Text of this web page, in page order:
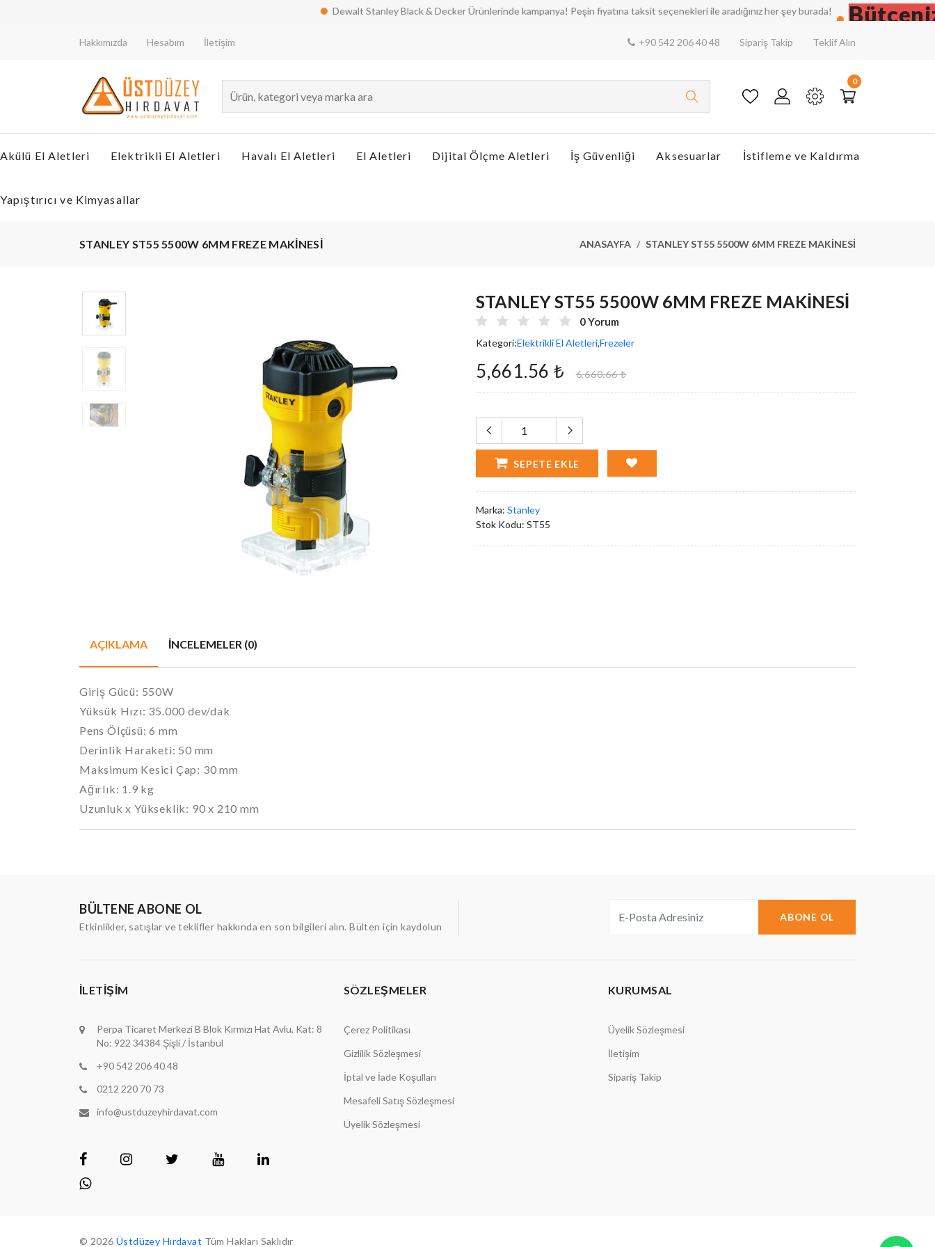
Dewalt Stanley Black & Decker Ürünlerinde kampanya! Peşin fiyatına taksit seçenekleri ile aradığınız her şey burada! Bütçenizi
Hakkımızda Hesabım İletişim +90 542 206 40 48 Sipariş Takip Teklif Alın
0
Akülü El Aletleri Elektrikli El Aletleri Havalı El Aletleri El Aletleri Dijital Ölçme Aletleri İş Güvenliği Aksesuarlar İstifleme ve Kaldırma
Yapıştırıcı ve Kimyasallar
STANLEY ST55 5500W 6MM FREZE MAKİNESİ ANASAYFA STANLEY ST55 5500W 6MM FREZE MAKİNESİ
STANLEY ST55 5500W 6MM FREZE MAKİNESİ
0 Yorum
Kategori:Elektrikli El Aletleri,Frezeler
5,661.56 ₺ 6,660.66 ₺
SEPETE EKLE
Marka: Stanley
Stok Kodu: ST55
AÇIKLAMA İNCELEMELER (0)
Giriş Gücü: 550W
Yüksük Hızı: 35.000 dev/dak
Pens Ölçüsü: 6 mm
Derinlik Haraketi: 50 mm
Maksimum Kesici Çap: 30 mm
Ağırlık: 1.9 kg
Uzunluk x Yükseklik: 90 x 210 mm
BÜLTENE ABONE OL
Etkinlikler, satışlar ve teklifler hakkında en son bilgileri alın. Bülten için kaydolun
ABONE OL
İLETIŞIM
Perpa Ticaret Merkezi B Blok Kırmızı Hat Avlu, Kat: 8
No: 922 34384 Şişli / İstanbul
+90 542 206 40 48
0212 220 70 73
info@ustduzeyhirdavat.com
SÖZLEŞMELER
Çerez Politikası
Gizlilik Sözleşmesi
İptal ve İade Koşulları
Mesafeli Satış Sözleşmesi
Üyelik Sözleşmesi
KURUMSAL
Üyelik Sözleşmesi
İletişim
Sipariş Takip
© 2026 Üstdüzey Hırdavat Tüm Hakları Saklıdır